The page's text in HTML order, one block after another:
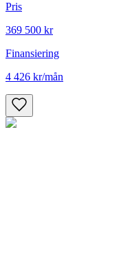
Pris
369 500 kr
Finansiering
4 426 kr/mån